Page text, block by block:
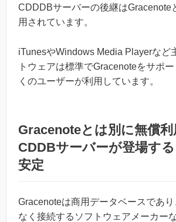
CDDDBサーバーの後継はGracenote
用されています。
iTunesやWindows Media Playerなど
トウェアは標準でGracenoteをサポ
くのユーザーが利用しています。
Gracenoteとは別に無償利
CDDBサーバーが登場す
安定
Gracenoteは商用データベースであ
なく接続するソフトウェアメーカー